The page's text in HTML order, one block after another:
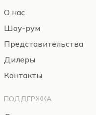
О нас
Шоу-рум
Представительства
Дилеры
Контакты
ПОДДЕРЖКА